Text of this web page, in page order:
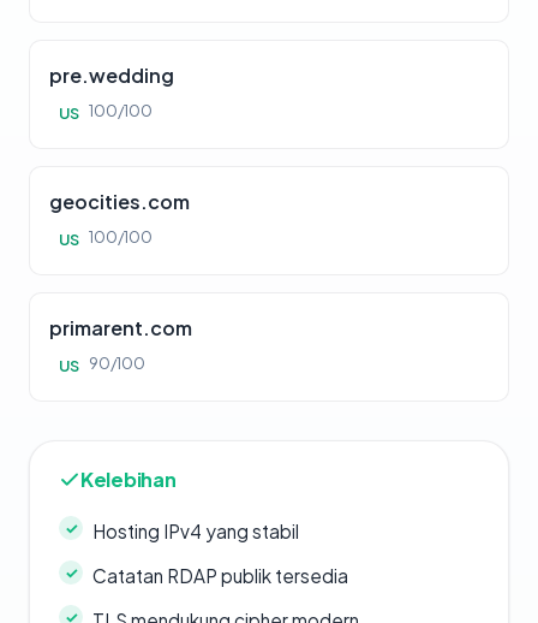
pre.wedding
US 100/100
geocities.com
US 100/100
primarent.com
US 90/100
Kelebihan
Hosting IPv4 yang stabil
Catatan RDAP publik tersedia